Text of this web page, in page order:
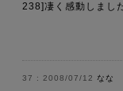
238]凄く感動しまし
2008/07/12 なな